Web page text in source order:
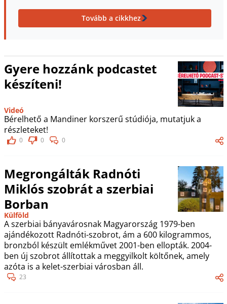
Tovább a cikkhez
Gyere hozzánk podcastet
készíteni!
Videó
Bérelhető a Mandiner korszerű stúdiója, mutatjuk a
részleteket!
0 0 0
Megrongálták Radnóti
Miklós szobrát a szerbiai
Borban
Külföld
A szerbiai bányavárosnak Magyarország 1979-ben
ajándékozott Radnóti-szobrot, ám a 600 kilogrammos,
bronzból készült emlékművet 2001-ben ellopták. 2004-
ben új szobrot állítottak a meggyilkolt költőnek, amely
azóta is a kelet-szerbiai városban áll.
23